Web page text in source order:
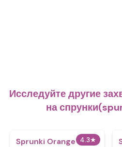
Исследуйте другие
на
4.3★
Sprunki Orange vs